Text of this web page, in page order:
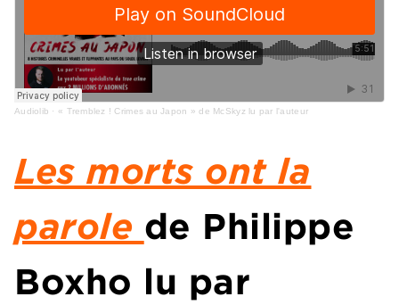
Audiolib · « Tremblez ! Crimes au Japon » de McSkyz lu par l'auteur
Les morts ont la
parole de Philippe
Boxho lu par